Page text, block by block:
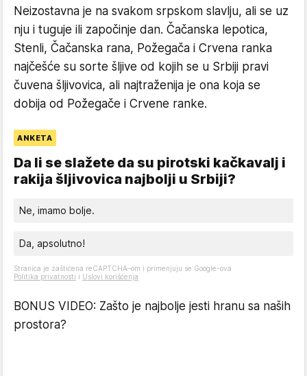
Neizostavna je na svakom srpskom slavlju, ali se uz
nju i tuguje ili započinje dan. Čačanska lepotica,
Stenli, Čačanska rana, Požegača i Crvena ranka
najčešće su sorte šljive od kojih se u Srbiji pravi
čuvena šljivovica, ali najtraženija je ona koja se
dobija od Požegače i Crvene ranke.
ANKETA
Da li se slažete da su pirotski kačkavalj i
rakija šljivovica najbolji u Srbiji?
Ne, imamo bolje.
Da, apsolutno!
Stranica je zaštićena reCAPTCHA–om i primenjuju se Google-ova
Politika privatnosti i Uslovi korišćenja
BONUS VIDEO: Zašto je najbolje jesti hranu sa naših
prostora?